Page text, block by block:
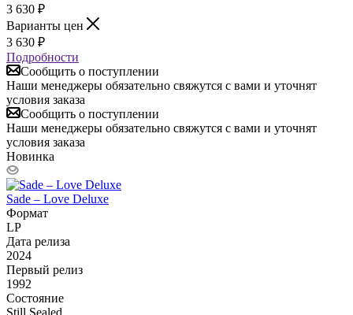
3 630 ₽
Варианты цен
3 630 ₽
Подробности
Сообщить о поступлении
Наши менеджеры обязательно свяжутся с вами и уточнят
условия заказа
Сообщить о поступлении
Наши менеджеры обязательно свяжутся с вами и уточнят
условия заказа
Новинка
Sade – Love Deluxe
Формат
LP
Дата релиза
2024
Первый релиз
1992
Состояние
Still Sealed